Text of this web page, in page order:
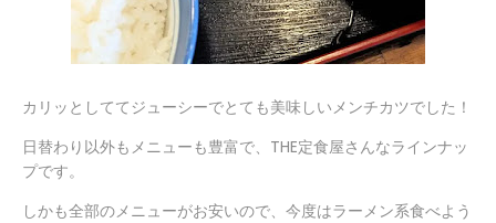
カリッとしててジューシーでとても美味しいメンチカツでした！
日替わり以外もメニューも豊富で、THE定食屋さんなラインナッ
プです。
しかも全部のメニューがお安いので、今度はラーメン系食べよう